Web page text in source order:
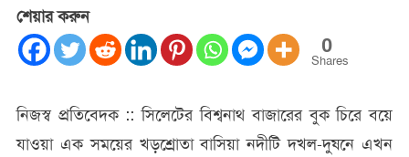
বাসিয়া
নদীর
হচ্ছে
শেয়ার করুন
0
Shares
নিজস্ব প্রতিবেদক :: সিলেটের বিশ্বনাথ বাজারের বুক চিরে বয়ে
যাওয়া এক সময়ের খড়শ্রোতা বাসিয়া নদীটি দখল-দুষনে এখন